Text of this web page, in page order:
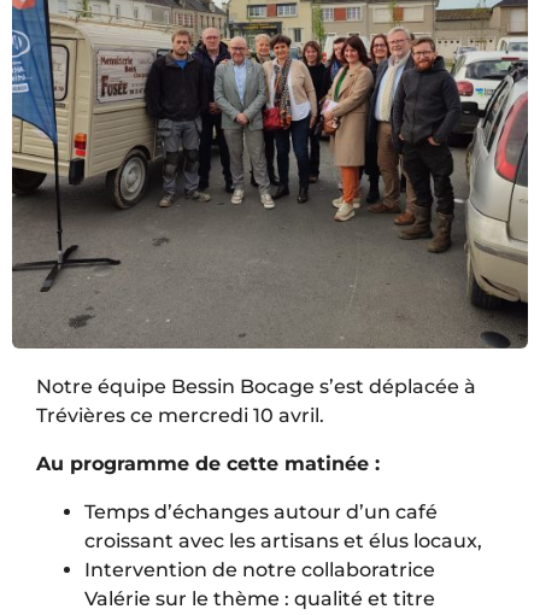
Notre équipe Bessin Bocage s’est déplacée à
Trévières ce mercredi 10 avril.
Au programme de cette matinée :
Temps d’échanges autour d’un café
croissant avec les artisans et élus locaux,
Intervention de notre collaboratrice
Valérie sur le thème : qualité et titre